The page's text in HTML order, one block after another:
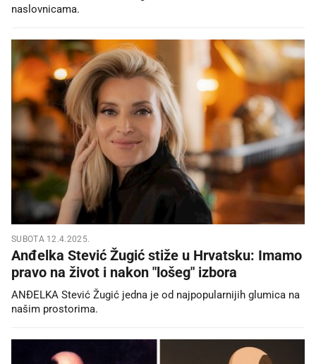
naslovnicama.
SUBOTA 12.4.2025.
Anđelka Stević Žugić stiže u Hrvatsku: Imamo
pravo na život i nakon "lošeg" izbora
ANĐELKA Stević Žugić jedna je od najpopularnijih glumica na
našim prostorima.